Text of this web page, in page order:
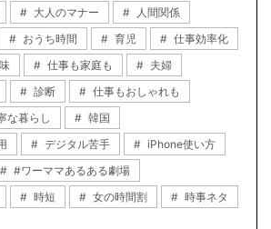
大人のマナー
人間関係
おうち時間 育児
仕事効率化
仕事も家庭も
夫婦
診断
仕事もおしゃれも
な暮らし
韓国
デジタル苦手
iPhone使い方
#ワーママあるある劇場
時短 女の時間割
時事ネタ